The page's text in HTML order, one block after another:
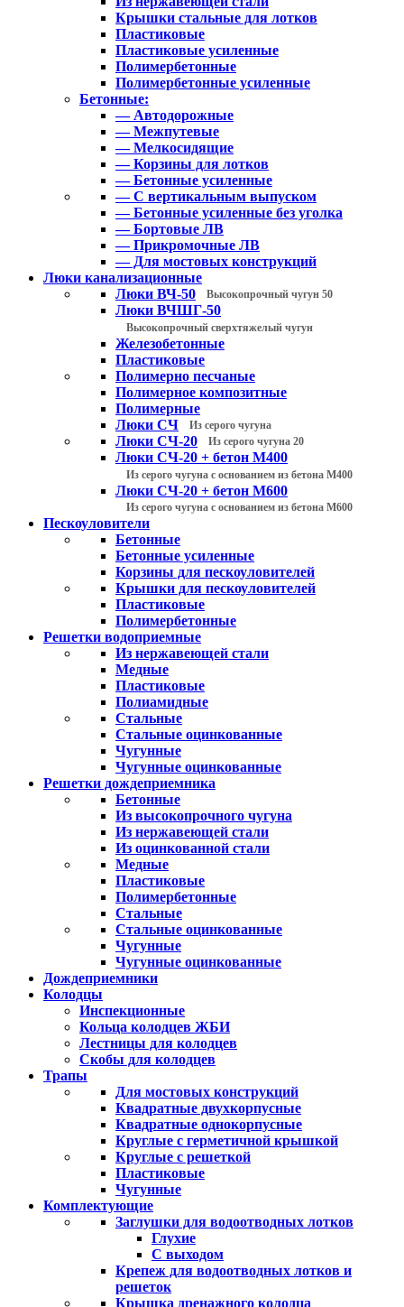
Крышки стальные для лотков
Пластиковые
Пластиковые усиленные
Полимербетонные
Полимербетонные усиленные
Бетонные:
— Автодорожные
— Межпутевые
— Мелкосидящие
— Корзины для лотков
— Бетонные усиленные
— С вертикальным выпуском
— Бетонные усиленные без уголка
— Бортовые ЛВ
— Прикромочные ЛВ
— Для мостовых конструкций
Люки канализационные
Люки ВЧ-50
Высокопрочный чугун 50
Люки ВЧШГ-50
Высокопрочный сверхтяжелый чугун
Железобетонные
Пластиковые
Полимерно песчаные
Полимерное композитные
Полимерные
Люки СЧ
Из серого чугуна
Люки СЧ-20 Из серого чугуна 20
Люки СЧ-20 + бетон М400
Из серого чугуна с основанием из бетона М400
Люки СЧ-20 + бетон М600
Из серого чугуна с основанием из бетона М600
Пескоуловители
Бетонные
Бетонные усиленные
Корзины для пескоуловителей
Крышки для пескоуловителей
Пластиковые
Полимербетонные
Решетки водоприемные
Из нержавеющей стали
Медные
Пластиковые
Полиамидные
Стальные
Стальные оцинкованные
Чугунные
Чугунные оцинкованные
Решетки дождеприемника
Бетонные
Из высокопрочного чугуна
Из нержавеющей стали
Из оцинкованной стали
Медные
Пластиковые
Полимербетонные
Стальные
Стальные оцинкованные
Чугунные
Чугунные оцинкованные
Дождеприемники
Колодцы
Инспекционные
Кольца колодцев ЖБИ
Лестницы для колодцев
Скобы для колодцев
Трапы
Для мостовых конструкций
Квадратные двухкорпусные
Квадратные однокорпусные
Круглые с герметичной крышкой
Круглые с решеткой
Пластиковые
Чугунные
Комплектующие
Заглушки для водоотводных лотков
Глухие
С выходом
Крепеж для водоотводных лотков и
решеток
Крышка дренажного колодца